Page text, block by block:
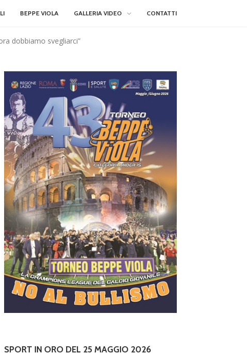
BEPPE VIOLA GALLERIA VIDEO CONTATTI
dobbiamo svegliarci”
SPORT IN ORO DEL 25 MAGGIO 2026